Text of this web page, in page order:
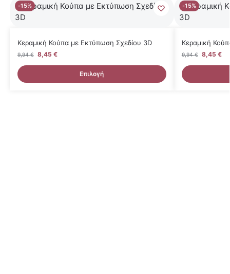
-15%
Κεραμική Κούπα με Εκτύπωση Σχεδίου 3D
9,94€ 8,45 €
Επιλογή
-15%
Κεραμική
9,94€ 8,45 €